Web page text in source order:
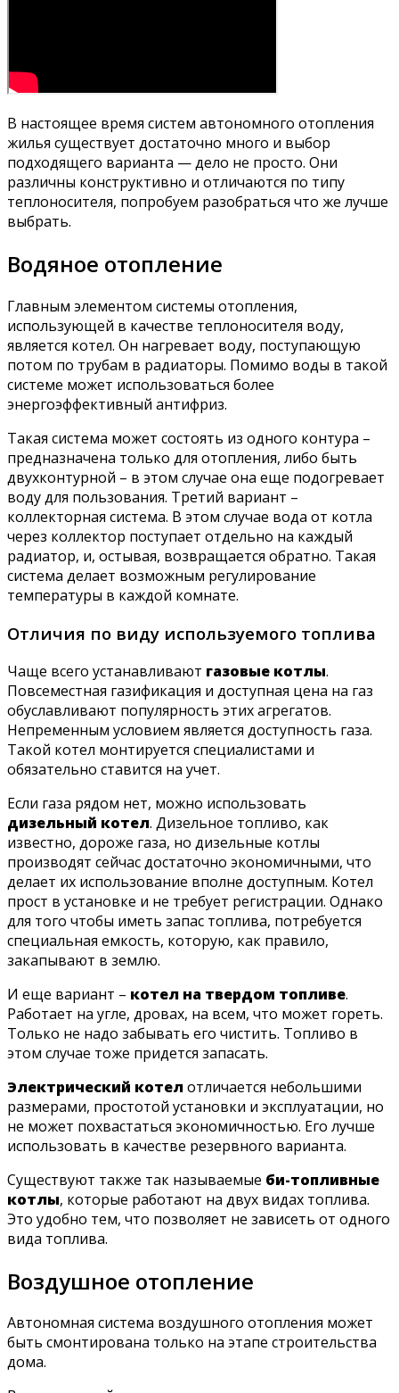
В настоящее время систем автономного отопления
жилья существует достаточно много и выбор
подходящего варианта — дело не просто. Они
различны конструктивно и отличаются по типу
теплоносителя, попробуем разобраться что же лучше
выбрать.
Водяное отопление
Главным элементом системы отопления,
использующей в качестве теплоносителя воду,
является котел. Он нагревает воду, поступающую
потом по трубам в радиаторы. Помимо воды в такой
системе может использоваться более
энергоэффективный антифриз.
Такая система может состоять из одного контура –
предназначена только для отопления, либо быть
двухконтурной – в этом случае она еще подогревает
воду для пользования. Третий вариант –
коллекторная система. В этом случае вода от котла
через коллектор поступает отдельно на каждый
радиатор, и, остывая, возвращается обратно. Такая
система делает возможным регулирование
температуры в каждой комнате.
Отличия по виду используемого топлива
Чаще всего устанавливают газовые котлы.
Повсеместная газификация и доступная цена на газ
обуславливают популярность этих агрегатов.
Непременным условием является доступность газа.
Такой котел монтируется специалистами и
обязательно ставится на учет.
Если газа рядом нет, можно использовать
дизельный котел. Дизельное топливо, как
известно, дороже газа, но дизельные котлы
производят сейчас достаточно экономичными, что
делает их использование вполне доступным. Котел
прост в установке и не требует регистрации. Однако
для того чтобы иметь запас топлива, потребуется
специальная емкость, которую, как правило,
закапывают в землю.
И еще вариант – котел на твердом топливе.
Работает на угле, дровах, на всем, что может гореть.
Только не надо забывать его чистить. Топливо в
этом случае тоже придется запасать.
Электрический котелотличается небольшими
размерами, простотой установки и эксплуатации, но
не может похвастаться экономичностью. Его лучше
использовать в качестве резервного варианта.
Существуют также так называемые би-топливные
котлы, которые работают на двух видах топлива.
Это удобно тем, что позволяет не зависеть от одного
вида топлива.
Воздушное отопление
Автономная система воздушного отопления может
быть смонтирована только на этапе строительства
дома.